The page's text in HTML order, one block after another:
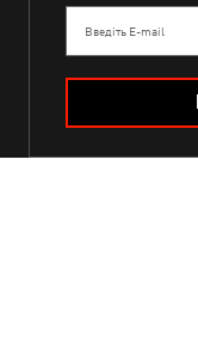
Введіть E-mail